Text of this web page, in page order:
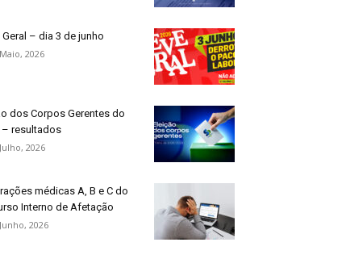
Geral – dia 3 de junho
2026
dos Corpos Gerentes do
– resultados
2026
médicas A, B e C do
Interno de Afetação
2026